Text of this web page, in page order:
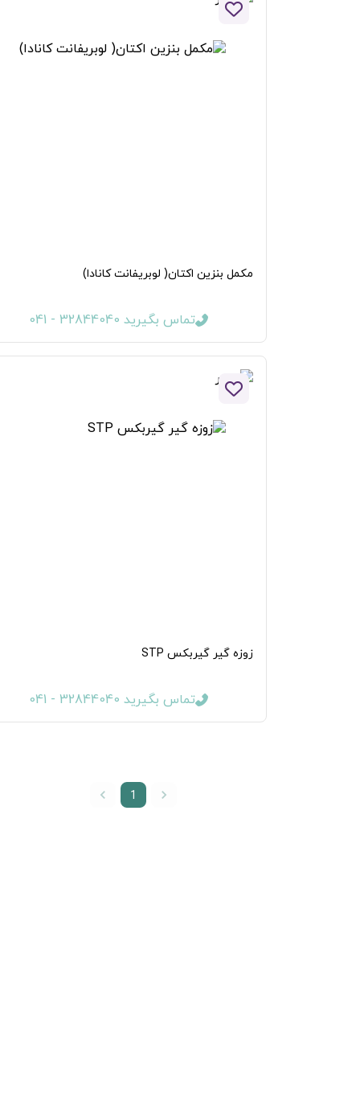
افزودن به لیست علاقه مندی ها
مکمل بنزین اکتان( لوبریفانت کانادا)
تماس بگیرید 32844040 - 041
افزودن به لیست علاقه مندی ها
زوزه گیر گیربکس STP
تماس بگیرید 32844040 - 041
1